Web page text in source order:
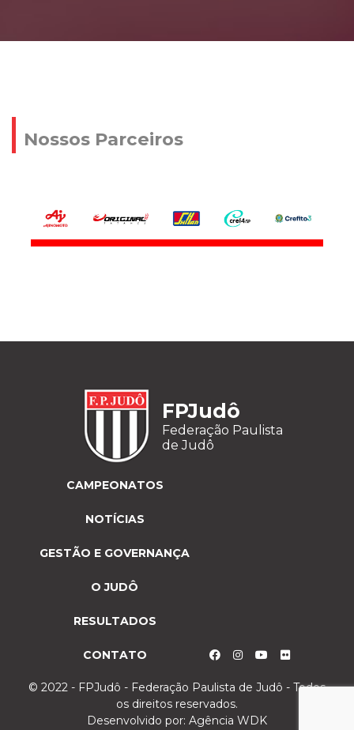
Nossos Parceiros
FPJudô
Federação Paulista
de Judô
CAMPEONATOS
NOTÍCIAS
GESTÃO E GOVERNANÇA
O JUDÔ
RESULTADOS
CONTATO
© 2022 - FPJudô - Federação Paulista de Judô - Todos
os direitos reservados.
Desenvolvido por: Agência WDK